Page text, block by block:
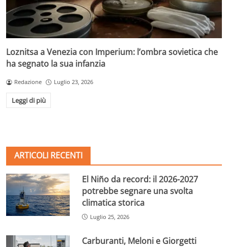
Loznitsa a Venezia con Imperium: l’ombra sovietica che
ha segnato la sua infanzia
Redazione Luglio 23, 2026
Leggi di più
ARTICOLI RECENTI
El Niño da record: il 2026-2027
potrebbe segnare una svolta
climatica storica
Luglio 25, 2026
Carburanti, Meloni e Giorgetti